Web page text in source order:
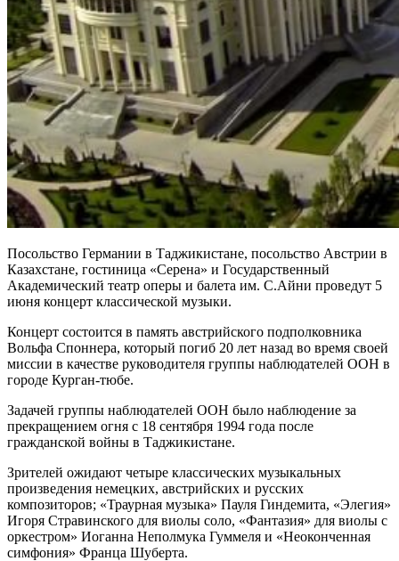
Посольство Германии в Таджикистане, посольство Австрии в
Казахстане, гостиница «Серена» и Государственный
Академический театр оперы и балета им. С.Айни проведут 5
июня концерт классической музыки.
Концерт состоится в память австрийского подполковника
Вольфа Споннера, который погиб 20 лет назад во время своей
миссии в качестве руководителя группы наблюдателей ООН в
городе Курган-тюбе.
Задачей группы наблюдателей ООН было наблюдение за
прекращением огня с 18 сентября 1994 года после
гражданской войны в Таджикистане.
Зрителей ожидают четыре классических музыкальных
произведения немецких, австрийских и русских
композиторов; «Траурная музыка» Пауля Гиндемита, «Элегия»
Игоря Стравинского для виолы соло, «Фантазия» для виолы с
оркестром» Иоганна Неполмука Гуммеля и «Неоконченная
симфония» Франца Шуберта.